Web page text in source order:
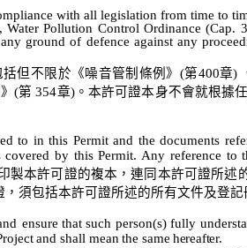
with all legislation from time to
Pollution Control Ordinance (Cap.
ground of defence against any
但不限於《噪音管制條例》 (第400章)
(第354章)。本許可證本身不會就根據
to in this Permit and the documents
by this Permit. Any reference to
製本許可證的複本，連同本許可證所述
，須包括本許可證所述的所有文件及登記
ensure that such person(s) fully
and shall mean the same hereafter.